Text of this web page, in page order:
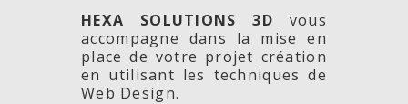
HEXA SOLUTIONS 3D vous
accompagne dans la mise en
place de votre projet création
en utilisant les techniques de
Web Design.